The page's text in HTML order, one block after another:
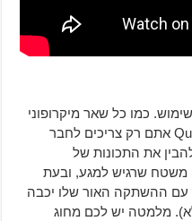
כמו כל שאר מיקרופוני
ה-USB, כדי להתקין את ה-QuadCast אתם רק צריכים לחבר
את התכונות של
משטח שרגיש למגע, ובעת
עם ההשתקה האור שלו יכבה
מלמטה יש לכם מחוג